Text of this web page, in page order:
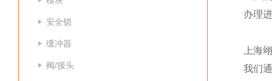
安全锁
缓冲器
阀/接头
办理
上海
我们